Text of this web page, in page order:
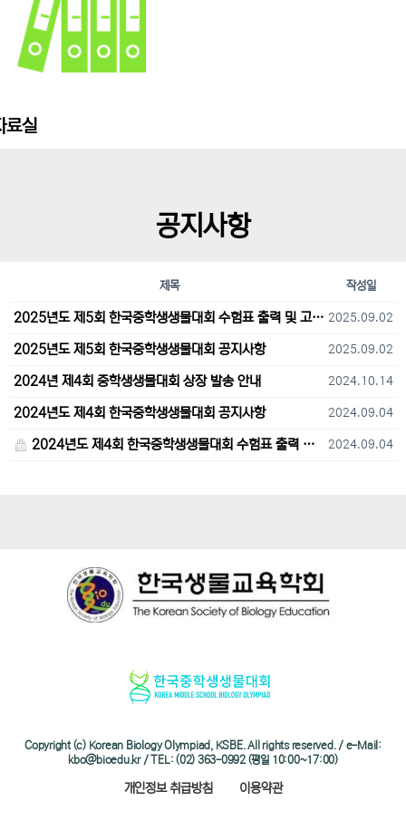
료실
공지사항
제목 작성일
2025년도 제5회 한국중학생생물대회 수험표 출력 및 고사장 오시는 길 안내 2025.09.02
2025년도 제5회 한국중학생생물대회 공지사항 2025.09.02
2024년 제4회 중학생생물대회 상장 발송 안내 2024.10.14
2024년도 제4회 한국중학생생물대회 공지사항 2024.09.04
2024년도 제4회 한국중학생생물대회 수험표 출력 및 고사장 오시는 길 안내 2024.09.04
Copyright (c) Korean Biology Olympiad, KSBE. All rights reserved. / e-Mail:
kbo@bioedu.kr / TEL: (02) 363-0992 (평일 10:00~17:00)
개인정보 취급방침 이용약관